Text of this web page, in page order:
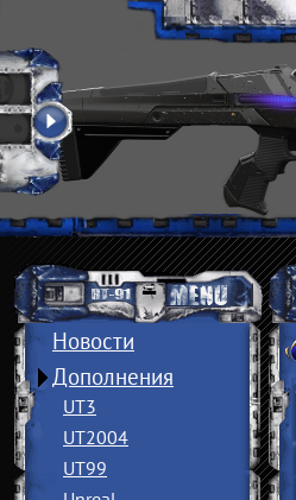
Новости
Дополнения
UT3
UT2004
UT99